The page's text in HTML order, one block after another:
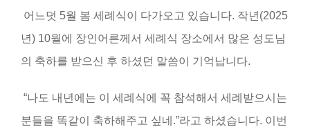
어느덧 5월 봄 세례식이 다가오고 있습니다. 작년 (2025
년) 10월에 장인어른께서 세례식 장소에서 많은 성도님
의 축하를 받으신 후 하셨던 말씀이 기억납니다.
“나도 내년에는 이 세례식에 꼭 참석해서 세례받으시는
분들을 똑같이 축하해주고 싶네 .”라고 하셨습니다. 이번